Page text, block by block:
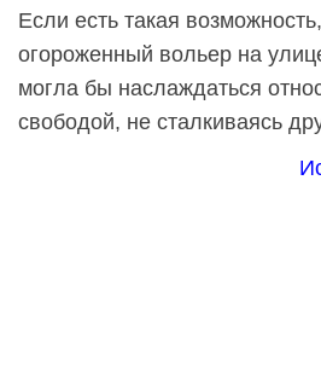
Если есть такая
огороженный вольер на
могла бы наслаждаться
свободой, не сталкиваясь